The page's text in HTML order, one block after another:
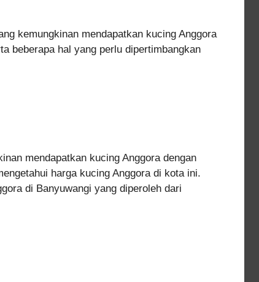
kemungkinan mendapatkan kucing Anggora
beberapa hal yang perlu dipertimbangkan
mendapatkan kucing Anggora dengan
harga kucing Anggora di kota ini.
di Banyuwangi yang diperoleh dari